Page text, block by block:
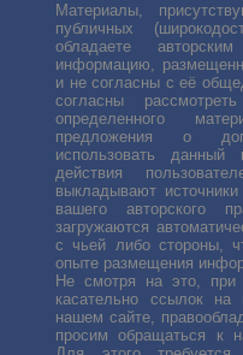
Материалы,
публичных
обладаете
информацию,
и не согласны с её
согласны
определенного
предложения о
использовать
действия
выкладывают
вашего авторского
загружаются
с чьей либо стороны,
опыте размещения
Не смотря на это, при
касательно ссылок
нашем сайте,
просим обращаться к